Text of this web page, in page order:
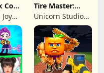
Cozy Tire Master:
Crazy Wheels
Unicorn Studio
Official